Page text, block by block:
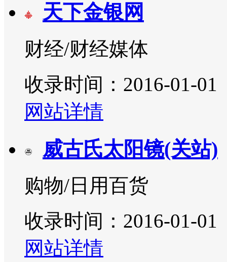
天下金银网
财经/财经媒体
收录时间：2016-01-01
网站详情
威古氏太阳镜(关站)
购物/日用百货
收录时间：2016-01-01
网站详情